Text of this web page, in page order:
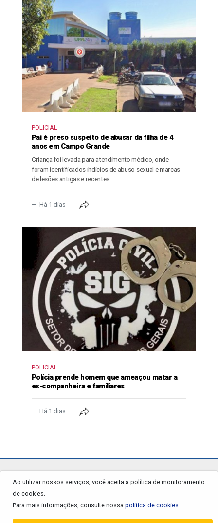
POLICIAL
Pai é preso suspeito de abusar da filha de 4
anos em Campo Grande
Criança foi levada para atendimento médico, onde
foram identificados indícios de abuso sexual e marcas
de lesões antigas e recentes.
Há 1 dias
POLICIAL
Polícia prende homem que ameaçou matar a
ex-companheira e familiares
Há 1 dias
Ao utilizar nossos serviços, você aceita a política de monitoramento
de cookies.
Para mais informações, consulte nossa política de cookies.
jornalgrandourados.com.br